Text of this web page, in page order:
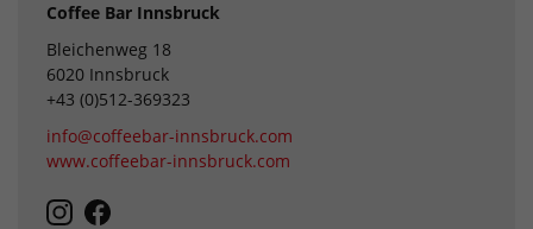
Coffee Bar Innsbruck
Bleichenweg 18
6020 Innsbruck
+43 (0)512-369323
info@coffeebar-innsbruck.com
www.coffeebar-innsbruck.com